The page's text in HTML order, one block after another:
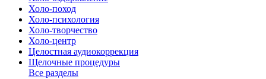
Холо-поход
Холо-психология
Холо-творчество
Холо-центр
Целостная аудиокоррекция
Щелочные процедуры
Все разделы